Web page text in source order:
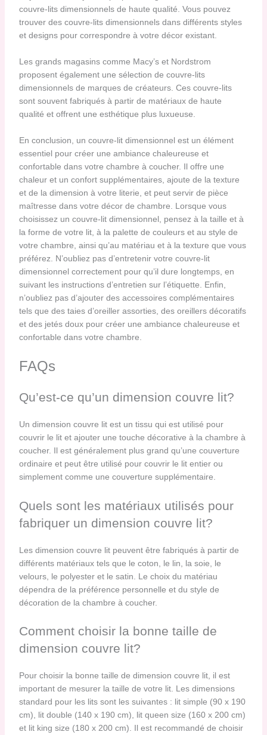
couvre-lits dimensionnels de haute qualité. Vous pouvez
trouver des couvre-lits dimensionnels dans différents styles
et designs pour correspondre à votre décor existant.
Les grands magasins comme Macy’s et Nordstrom
proposent également une sélection de couvre-lits
dimensionnels de marques de créateurs. Ces couvre-lits
sont souvent fabriqués à partir de matériaux de haute
qualité et offrent une esthétique plus luxueuse.
En conclusion, un couvre-lit dimensionnel est un élément
essentiel pour créer une ambiance chaleureuse et
confortable dans votre chambre à coucher. Il offre une
chaleur et un confort supplémentaires, ajoute de la texture
et de la dimension à votre literie, et peut servir de pièce
maîtresse dans votre décor de chambre. Lorsque vous
choisissez un couvre-lit dimensionnel, pensez à la taille et à
la forme de votre lit, à la palette de couleurs et au style de
votre chambre, ainsi qu’au matériau et à la texture que vous
préférez. N’oubliez pas d’entretenir votre couvre-lit
dimensionnel correctement pour qu’il dure longtemps, en
suivant les instructions d’entretien sur l’étiquette. Enfin,
n’oubliez pas d’ajouter des accessoires complémentaires
tels que des taies d’oreiller assorties, des oreillers décoratifs
et des jetés doux pour créer une ambiance chaleureuse et
confortable dans votre chambre.
FAQs
Qu’est-ce qu’un dimension couvre lit?
Un dimension couvre lit est un tissu qui est utilisé pour
couvrir le lit et ajouter une touche décorative à la chambre à
coucher. Il est généralement plus grand qu’une couverture
ordinaire et peut être utilisé pour couvrir le lit entier ou
simplement comme une couverture supplémentaire.
Quels sont les matériaux utilisés pour
fabriquer un dimension couvre lit?
Les dimension couvre lit peuvent être fabriqués à partir de
différents matériaux tels que le coton, le lin, la soie, le
velours, le polyester et le satin. Le choix du matériau
dépendra de la préférence personnelle et du style de
décoration de la chambre à coucher.
Comment choisir la bonne taille de
dimension couvre lit?
Pour choisir la bonne taille de dimension couvre lit, il est
important de mesurer la taille de votre lit. Les dimensions
standard pour les lits sont les suivantes : lit simple (90 x 190
cm), lit double (140 x 190 cm), lit queen size (160 x 200 cm)
et lit king size (180 x 200 cm). Il est recommandé de choisir